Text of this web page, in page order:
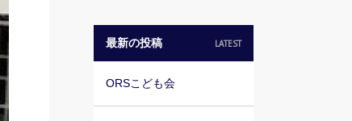
最新の投稿 LATEST
ORSこども会